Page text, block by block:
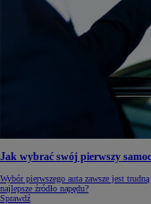
Jak wybrać swój pierwszy
Wybór pierwszego auta zawsze jest
najlepsze źródło napędu?
Sprawdź